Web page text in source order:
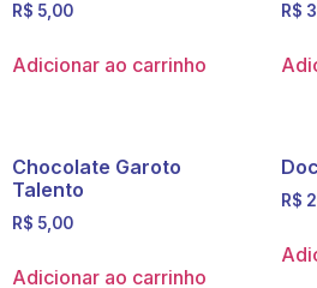
R$ 5,00
Adicionar ao carrinho
R$
Chocolate Garoto
Talento
R$ 5,00
Adicionar ao carrinho
R$